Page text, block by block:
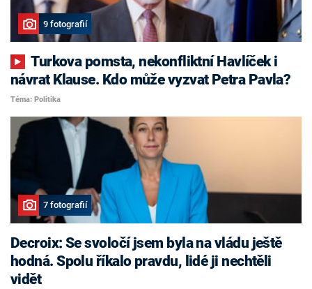
9 fotografií
Turkova pomsta, nekonfliktní Havlíček i
návrat Klause. Kdo může vyzvat Petra Pavla?
Téma: Politika
7 fotografií
Decroix: Se svoločí jsem byla na vládu ještě
hodná. Spolu říkalo pravdu, lidé ji nechtěli
vidět